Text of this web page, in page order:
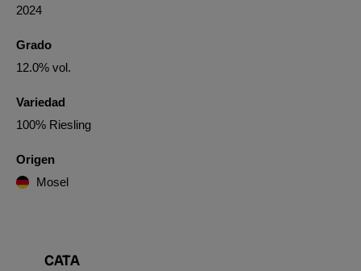
2024
Grado
12.0% vol.
Variedad
100% Riesling
Origen
Mosel
CATA